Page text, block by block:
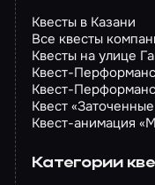
Квесты в Казани
Все квесты
Квесты на улице
Квест-
Квест-
Квест
Квест-анимация
Категории